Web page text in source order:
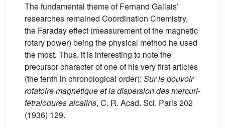
The fundamental theme of Fernand Gallais’
researches remained Coordination Chemistry,
the Faraday effect (measurement of the magnetic
rotary power) being the physical method he used
the most. Thus, it is interesting to note the
precursor character of one of his very first articles
(the tenth in chronological order): Sur le pouvoir
rotatoire magnétique et la dispersion des mercuri-
tétraiodures alcalins, C. R. Acad. Sci. Paris 202
(1936) 129.